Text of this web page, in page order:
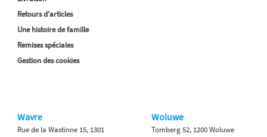
Retours d'articles
Une histoire de famille
Remises spéciales
Gestion des cookies
Wavre
Rue de la Wastinne 15, 1301
Woluwe
Tomberg 52, 1200 Woluwe